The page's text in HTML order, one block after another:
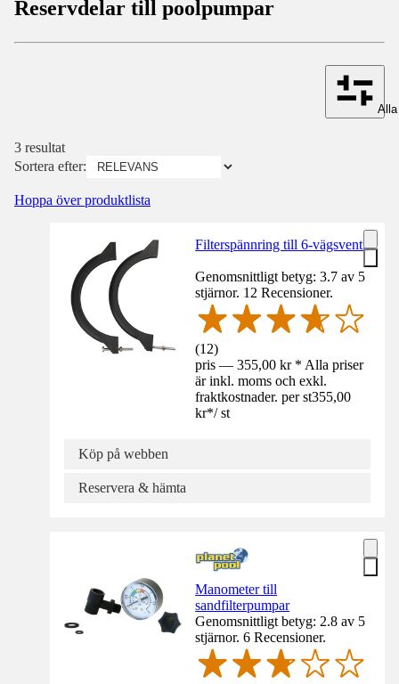
Reservdelar till poolpumpar
3 resultat
Sortera efter:
Hoppa över produktlista
Filterspännring till 6-vägsventil
Genomsnittligt betyg: 3.7 av 5
stjärnor. 12 Recensioner.
(12)
pris — 355,00 kr * Alla priser
är inkl. moms och exkl.
fraktkostnader. per st355,00
kr*/ st
Köp på webben
Reservera & hämta
Manometer till
sandfilterpumpar
Genomsnittligt betyg: 2.8 av 5
stjärnor. 6 Recensioner.